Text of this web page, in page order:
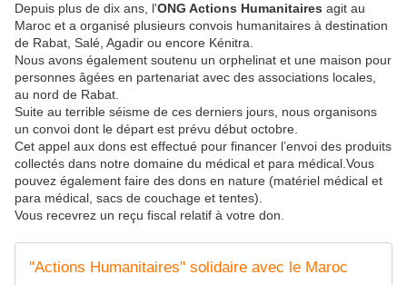
Depuis plus de dix ans, l'ONG Actions Humanitaires agit au
Maroc et a organisé plusieurs convois humanitaires à destination
de Rabat, Salé, Agadir ou encore Kénitra.
Nous avons également soutenu un orphelinat et une maison pour
personnes âgées en partenariat avec des associations locales,
au nord de Rabat.
Suite au terrible séisme de ces derniers jours, nous organisons
un convoi dont le départ est prévu début octobre.
Cet appel aux dons est effectué pour financer l’envoi des produits
collectés dans notre domaine du médical et para médical.Vous
pouvez également faire des dons en nature (matériel médical et
para médical, sacs de couchage et tentes).
Vous recevrez un reçu fiscal relatif à votre don.
''Actions Humanitaires'' solidaire avec le Maroc